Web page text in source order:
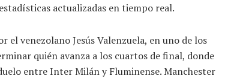
actualizadas en tiempo real.
el venezolano Jesús Valenzuela, en uno de los
quién avanza a los cuartos de final, donde
entre Inter Milán y Fluminense. Manchester